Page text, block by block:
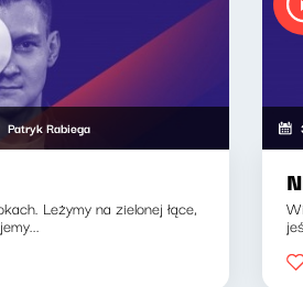
Patryk Rabiega
Leżymy na zielonej łące,